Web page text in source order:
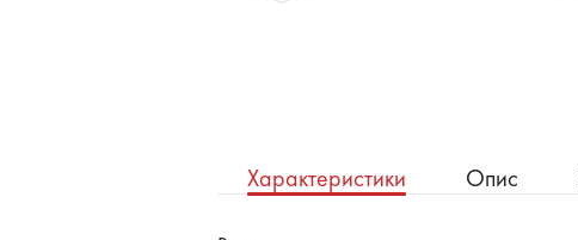
Характеристики Опис